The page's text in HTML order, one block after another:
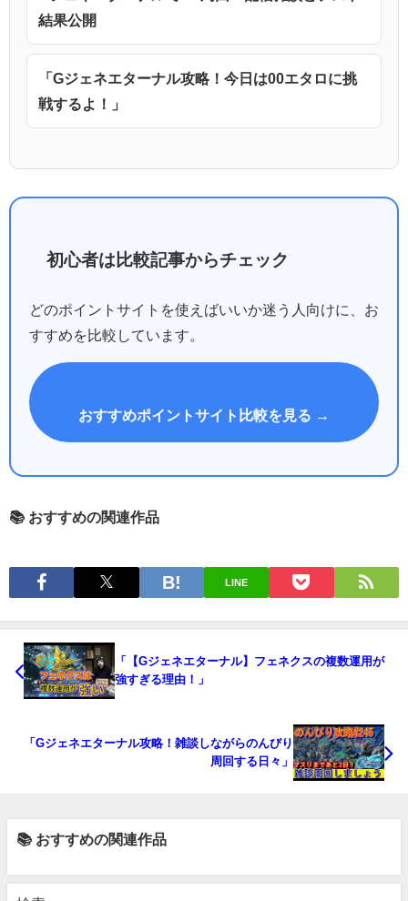
結果公開
「Gジェネエターナル攻略！今日は00エタロに挑
戦するよ！」
初心者は比較記事からチェック
どのポイントサイトを使えばいいか迷う人向けに、お
すすめを比較しています。
おすすめポイントサイト比較を見る →
📚 おすすめの関連作品
LINE
「【Gジェネエターナル】フェネクスの複数運用が
強すぎる理由！」
「Gジェネエターナル攻略！雑談しながらのんびり
周回する日々」
📚 おすすめの関連作品